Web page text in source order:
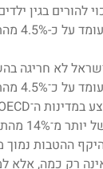
להורים בגין
היקף
לא חריגה
היקף
מעניקה הטבות
ההטבות
רק כמה, אלא